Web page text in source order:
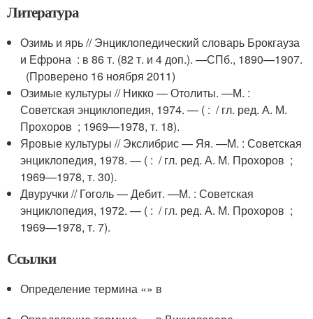
Литература
Озимь и ярь // Энциклопедический словарь Брокгауза
и Ефрона : в 86 т. (82 т. и 4 доп.). —СПб., 1890—1907.
(Проверено 16 ноября 2011)
Озимые культуры // Никко — Отолиты. —М. :
Советская энциклопедия, 1974. — ( : / гл. ред. А. М.
Прохоров ; 1969—1978, т. 18).
Яровые культуры // Экслибрис — Яя. —М. : Советская
энциклопедия, 1978. — ( : / гл. ред. А. М. Прохоров ;
1969—1978, т. 30).
Двуручки // Гоголь — Дебит. —М. : Советская
энциклопедия, 1972. — ( : / гл. ред. А. М. Прохоров ;
1969—1978, т. 7).
Ссылки
Определение термина «» в